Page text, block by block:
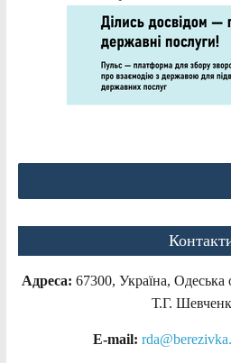
Адреса: 67300, Україна, Одеська
Т.Г.
E-mail: